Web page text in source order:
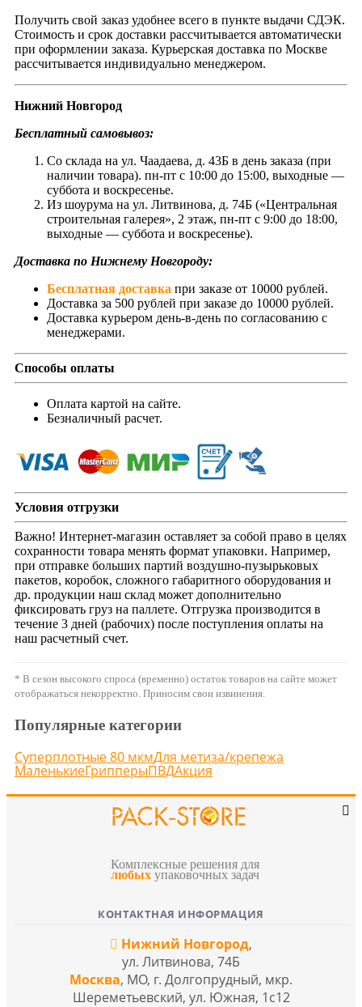
Получить свой заказ удобнее всего в пункте выдачи СДЭК.
Стоимость и срок доставки рассчитывается автоматически
при оформлении заказа. Курьерская доставка по Москве
рассчитывается индивидуально менеджером.
Нижний Новгород
Бесплатный самовывоз:
Со склада на ул. Чаадаева, д. 43Б в день заказа (при
наличии товара). пн-пт с 10:00 до 15:00, выходные —
суббота и воскресенье.
Из шоурума на ул. Литвинова, д. 74Б («Центральная
строительная галерея», 2 этаж, пн-пт с 9:00 до 18:00,
выходные — суббота и воскресенье).
Доставка по Нижнему Новгороду:
Бесплатная доставка при заказе от 10000 рублей.
Доставка за 500 рублей при заказе до 10000 рублей.
Доставка курьером день-в-день по согласованию с
менеджерами.
Способы оплаты
Оплата картой на сайте.
Безналичный расчет.
Условия отгрузки
Важно! Интернет-магазин оставляет за собой право в целях
сохранности товара менять формат упаковки. Например,
при отправке больших партий воздушно-пузырьковых
пакетов, коробок, сложного габаритного оборудования и
др. продукции наш склад может дополнительно
фиксировать груз на паллете. Отгрузка производится в
течение 3 дней (рабочих) после поступления оплаты на
наш расчетный счет.
* В сезон высокого спроса (временно) остаток товаров на сайте может
отображаться некорректно. Приносим свои извинения.
Популярные категории
Суперплотные 80 мкмДля метиза/крепежа
МаленькиеГрипперыПВДАкция
Комплексные решения для
любых упаковочных задач
КОНТАКТНАЯ ИНФОРМАЦИЯ
Нижний Новгород,
ул. Литвинова, 74Б
Москва, МО, г. Долгопрудный, мкр.
Шереметьевский, ул. Южная, 1с12